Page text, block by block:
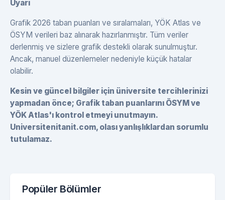
Uyarı
Grafik 2026 taban puanları ve sıralamaları, YÖK Atlas ve
ÖSYM verileri baz alınarak hazırlanmıştır. Tüm veriler
derlenmiş ve sizlere grafik destekli olarak sunulmuştur.
Ancak, manuel düzenlemeler nedeniyle küçük hatalar
olabilir.
Kesin ve güncel bilgiler için üniversite tercihlerinizi
yapmadan önce; Grafik taban puanlarını ÖSYM ve
YÖK Atlas'ı kontrol etmeyi unutmayın.
Universitenitanit.com, olası yanlışlıklardan sorumlu
tutulamaz.
Popüler Bölümler